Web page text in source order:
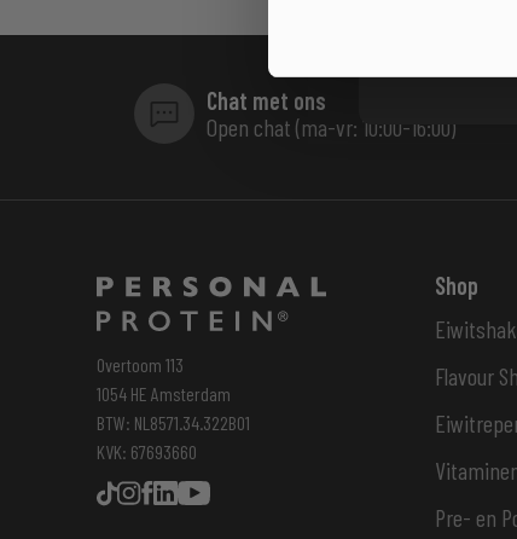
Chat met ons
Open chat (ma-vr: 10:00-16:00)
Overtoom 113
1054 HE Amsterdam
BTW: NL8571.34.322B01
KVK: 67693660
Shop
Flavour
Pre- en